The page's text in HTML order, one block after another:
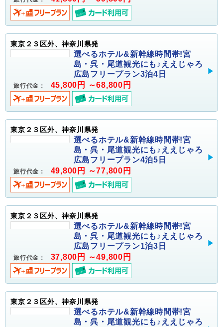
東京２３区外、神奈川県発
選べるホテル&新幹線時間帯!宮
島・呉・尾道観光にも♪ええじゃろ
広島フリープラン3泊4日
旅行代金： 45,800円 ～68,800円
東京２３区外、神奈川県発
選べるホテル&新幹線時間帯!宮
島・呉・尾道観光にも♪ええじゃろ
広島フリープラン4泊5日
旅行代金： 49,800円 ～77,800円
東京２３区外、神奈川県発
選べるホテル&新幹線時間帯!宮
島・呉・尾道観光にも♪ええじゃろ
広島フリープラン1泊3日
旅行代金： 37,800円 ～49,800円
東京２３区外、神奈川県発
選べるホテル&新幹線時間帯!宮
島・呉・尾道観光にも♪ええじゃろ